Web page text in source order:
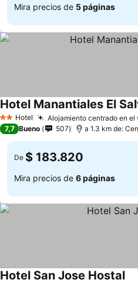
Mira precios de 5 páginas
2 Estrellas
Hotel Alojamiento centrado en el
Hotel Manantiales El
7,7 Bueno 507 a 1.3 km de:
De $ 183.820
Mira precios de 6 páginas
Hotel San Jose Hostal